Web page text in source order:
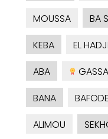
MOUSSA
BA
KEBA
EL
ABA
BANA
BAFODE
ALIMOU